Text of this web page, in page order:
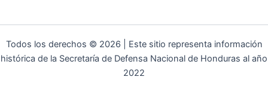
Todos los derechos © 2026 | Este sitio representa información
histórica de la Secretaría de Defensa Nacional de Honduras al año
2022